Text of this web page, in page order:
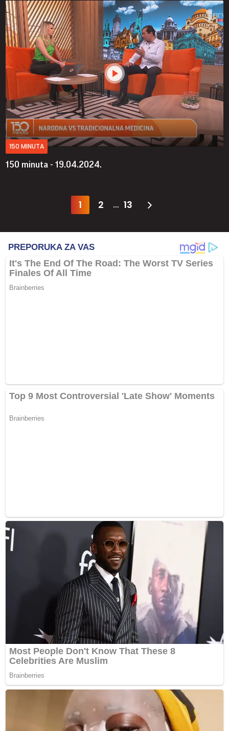
150 MINUTA
150 minuta - 19.04.2024.
1 2 ... 13